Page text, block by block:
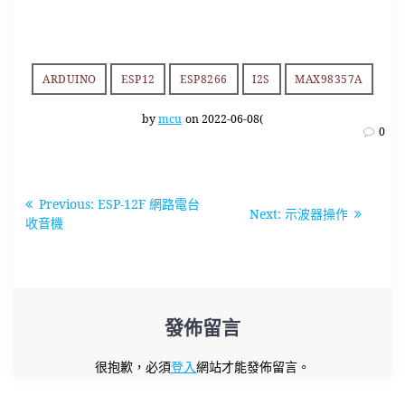
ARDUINO ESP12 ESP8266 I2S MAX98357A
bymcu on 2022-06-08(
0
文
章
Previous: Previous
ESP-12F 網路電台
收音機
Next: Next
示波器操作
發佈留言
很抱歉，必須登入網站才能發佈留言。